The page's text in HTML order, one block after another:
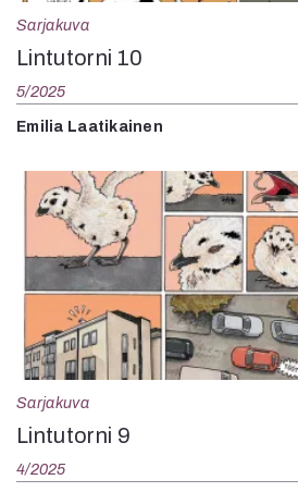
Sarjakuva
Lintutorni 10
5/2025
Emilia Laatikainen
Sarjakuva
Lintutorni 9
4/2025